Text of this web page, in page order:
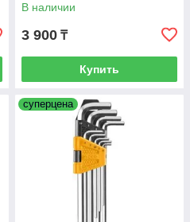
В наличии
3 900 ₸
Купить
суперцена